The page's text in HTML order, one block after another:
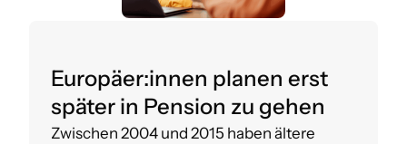
Europäer:innen planen erst
später in Pension zu gehen
Zwischen 2004 und 2015 haben ältere